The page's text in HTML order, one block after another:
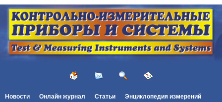
Новости Онлайн журнал Статьи Энциклопедия измерений